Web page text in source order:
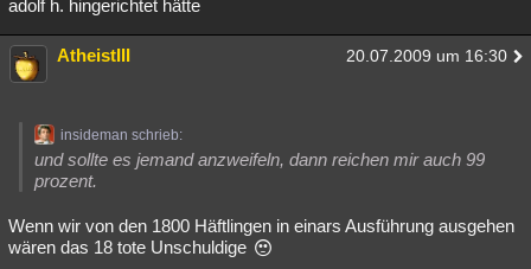
adolf h. hingerichtet hätte
AtheistIII 20.07.2009 um 16:30
insideman schrieb:
und sollte es jemand anzweifeln, dann reichen mir auch 99
prozent.
Wenn wir von den 1800 Häftlingen in einars Ausführung ausgehen
wären das 18 tote Unschuldige